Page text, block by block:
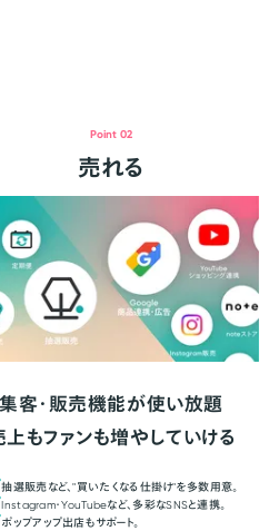
Point 02
売れる
集客・販売機能が使い放題
上もファンも増やしていける
抽選販売など、"買いたくなる仕掛け"を多数用意。
Instagram・YouTubeなど、多彩なSNSと連携。
ポップアップ出店もサポート。